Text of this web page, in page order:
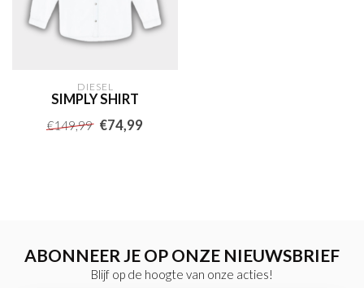
DIESEL
SIMPLY SHIRT
€149,99 €74,99
ABONNEER JE OP ONZE NIEUWSBRIEF
Blijf op de hoogte van onze acties!